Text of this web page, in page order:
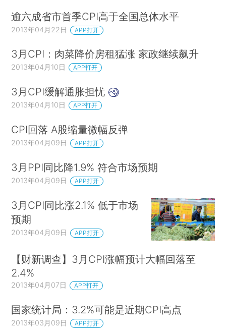
逾六成省市首季CPI高于全国总体水平
2013年04月22日 APP打开
3月CPI：肉菜降价房租猛涨 家政继续飙升
2013年04月10日 APP打开
3月CPI缓解通胀担忧
2013年04月10日 APP打开
CPI回落 A股缩量微幅反弹
2013年04月09日 APP打开
3月PPI同比降1.9% 符合市场预期
2013年04月09日 APP打开
3月CPI同比涨2.1% 低于市场
预期
2013年04月09日 APP打开
【财新调查】3月CPI涨幅预计大幅回落至
2.4%
2013年04月07日 APP打开
国家统计局：3.2%可能是近期CPI高点
2013年03月09日 APP打开